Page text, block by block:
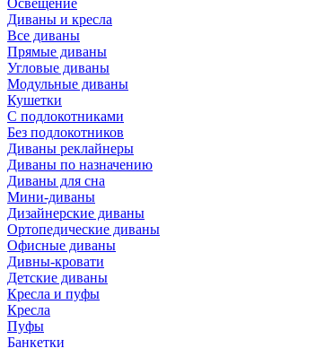
Освещение
Диваны и кресла
Все диваны
Прямые диваны
Угловые диваны
Модульные диваны
Кушетки
С подлокотниками
Без подлокотников
Диваны реклайнеры
Диваны по назначению
Диваны для сна
Мини-диваны
Дизайнерские диваны
Ортопедические диваны
Офисные диваны
Дивны-кровати
Детские диваны
Кресла и пуфы
Кресла
Пуфы
Банкетки